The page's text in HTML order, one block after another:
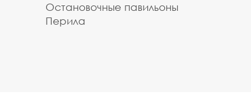
Остановочные павильоны
Перила